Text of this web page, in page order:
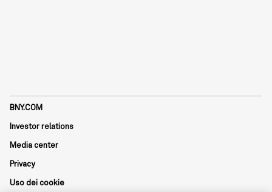
BNY.COM
Investor relations
Media center
Privacy
Uso dei cookie